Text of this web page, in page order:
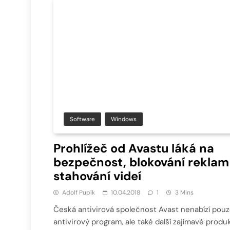
Software Windows
Prohlížeč od Avastu láká na
bezpečnost, blokování
stahování videí
Adolf Pupík 10.04.2018 1 3 Mins
Česká antivirová společnost Avast nenabízí
antivirový program, ale také další zajímavé